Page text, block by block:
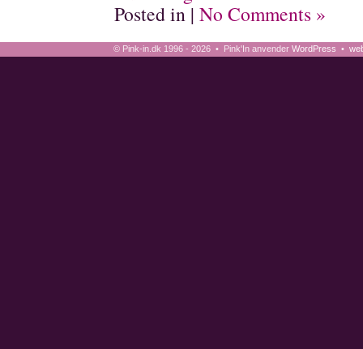
Posted in | No Comments »
© Pink-in.dk 1996 - 2026 • Pink'In anvender WordPress •